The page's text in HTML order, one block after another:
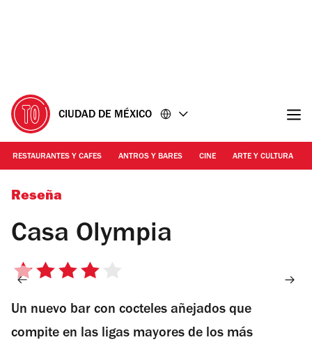
CIUDAD DE MÉXICO
RESTAURANTES Y CAFES ANTROS Y BARES CINE ARTE Y CULTURA
Foto: Alejandra Carbajal
Reseña
Casa Olympia
4
5
estrellas
Un nuevo bar con cocteles añejados que
compite en las ligas mayores de los más